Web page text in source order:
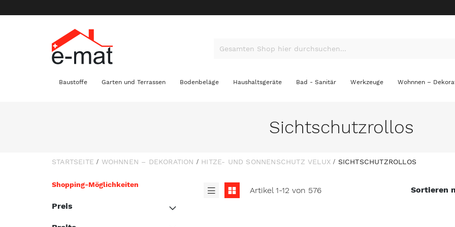
Baustoffe Garten und Terrassen Bodenbeläge Haushaltsgeräte Bad - Sanitär Werkzeuge Wohnnen –
Sichtschutzrollos
STARTSEITE WOHNNEN – DEKORATION HITZE- UND SONNENSCHUTZ VELUX SICHTSCHUTZROLLOS
Anzeigen
als
Liste
Liste Artikel1-12 von 576 Sortieren
Shopping-Möglichkeiten
Preis